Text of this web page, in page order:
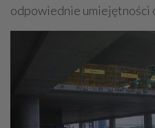
odpowiednie umiejętności